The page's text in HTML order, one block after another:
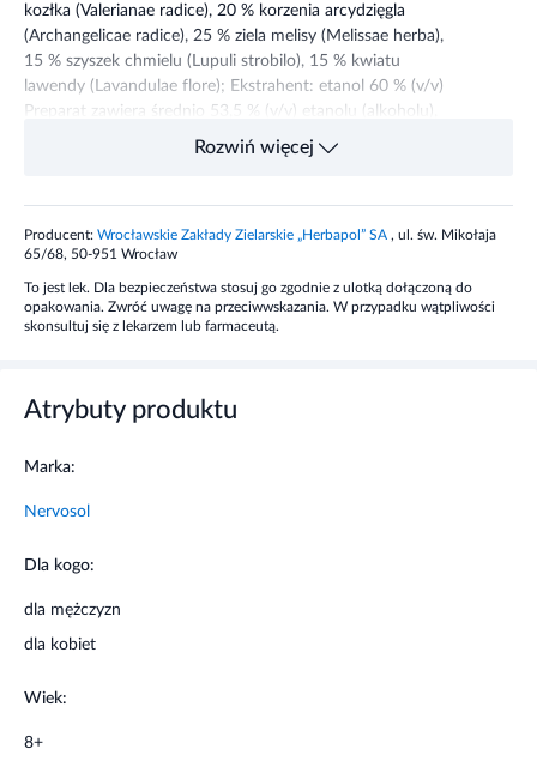
kozłka (Valerianae radice), 20 % korzenia arcydzięgla
(Archangelicae radice), 25 % ziela melisy (Melissae herba),
15 % szyszek chmielu (Lupuli strobilo), 15 % kwiatu
lawendy (Lavandulae flore); Ekstrahent: etanol 60 % (v/v)
Preparat zawiera średnio 53,5 % (v/v) etanolu (alkoholu),
tzn. ok. 2,16 g na dawkę.
Dorośli i młodzież powyżej 14. roku życia: doustnie 5 ml
w zasypianiu: dodatkowo jedna dawka 5 – 10 ml (1-2
łyżeczki) w czasie 30 – 60 minut przed udaniem się na
Działanie
wyczerpanie nerwowe, zaburzenia związane z okresem
roślinnego o skojarzonym działaniu składników:
nerwową oraz przeciwskurczowym.
stosowany jako lek uspokajający i obniżający napięcie
Rozwiń więcej
Producent: Wrocławskie Zakłady Zielarskie „Herbapol” SA , ul. św. Mikołaja
65/68, 50-951 Wrocław
To jest lek. Dla bezpieczeństwa stosuj go zgodnie z ulotką dołączoną do
opakowania. Zwróć uwagę na przeciwwskazania. W przypadku wątpliwości
skonsultuj się z lekarzem lub farmaceutą.
Atrybuty produktu
Marka:
Nervosol
Dla kogo:
dla mężczyzn
dla kobiet
Wiek:
8+